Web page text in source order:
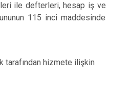
ile defterleri, hesap iş ve
115 inci maddesinde
hizmete ilişkin